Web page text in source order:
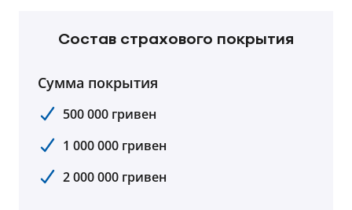
Состав страхового покрытия
Сумма покрытия
500 000 гривен
1 000 000 гривен
2 000 000 гривен